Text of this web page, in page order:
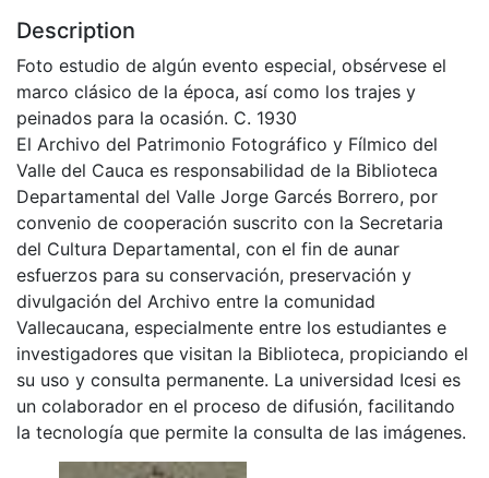
Description
Foto estudio de algún evento especial, obsérvese el
marco clásico de la época, así como los trajes y
peinados para la ocasión. C. 1930
El Archivo del Patrimonio Fotográfico y Fílmico del
Valle del Cauca es responsabilidad de la Biblioteca
Departamental del Valle Jorge Garcés Borrero, por
convenio de cooperación suscrito con la Secretaria
del Cultura Departamental, con el fin de aunar
esfuerzos para su conservación, preservación y
divulgación del Archivo entre la comunidad
Vallecaucana, especialmente entre los estudiantes e
investigadores que visitan la Biblioteca, propiciando el
su uso y consulta permanente. La universidad Icesi es
un colaborador en el proceso de difusión, facilitando
la tecnología que permite la consulta de las imágenes.